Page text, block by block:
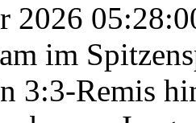
2026
im
3:3-Remis